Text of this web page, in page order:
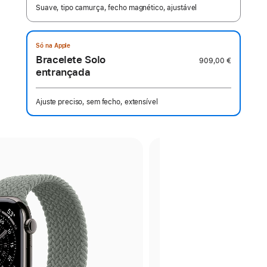
Suave, tipo camurça, fecho magnético, ajustável
Só na Apple
Bracelete Solo
entrançada
909,00 €
Ajuste preciso, sem fecho, extensível